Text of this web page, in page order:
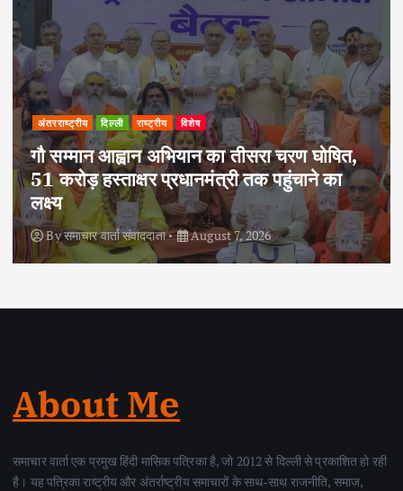
अपराध दिल्ली राष्ट्रीय
दोहरे हत्याकांड का वांछित आरोपी क्राइम ब्रांच के
हत्थे चढ़ा, नौ आपराधिक मामलों में रहा है शामिल
Byसमाचार वार्ता संवाददाता August 6, 2026
About Me
समाचार वार्ता एक प्रमुख हिंदी मासिक पत्रिका है, जो 2012 से दिल्ली से प्रकाशित हो रही
है। यह पत्रिका राष्ट्रीय और अंतर्राष्ट्रीय समाचारों के साथ-साथ राजनीति, समाज,